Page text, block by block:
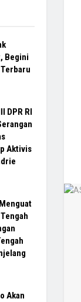
Begini
DPR RI
Aktivis
Akan